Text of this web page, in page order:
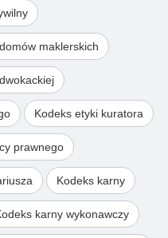
maklerskich
Kodeks etyki kuratora
prawnego
Kodeks karny
karny wykonawczy